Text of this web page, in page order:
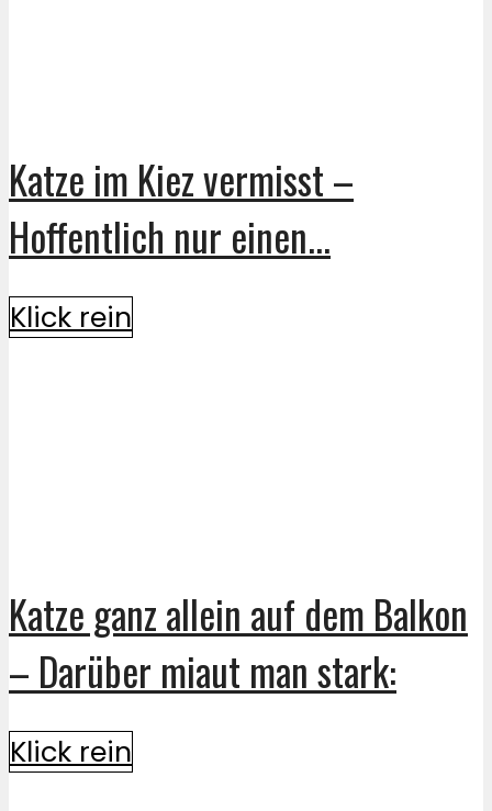
Katze im Kiez vermisst –
Hoffentlich nur einen...
Klick rein
Katze ganz allein auf dem Balkon
– Darüber miaut man stark:
Klick rein